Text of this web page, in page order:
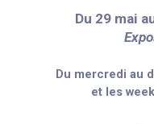
Du 29 mai
Du mercredi au
et les